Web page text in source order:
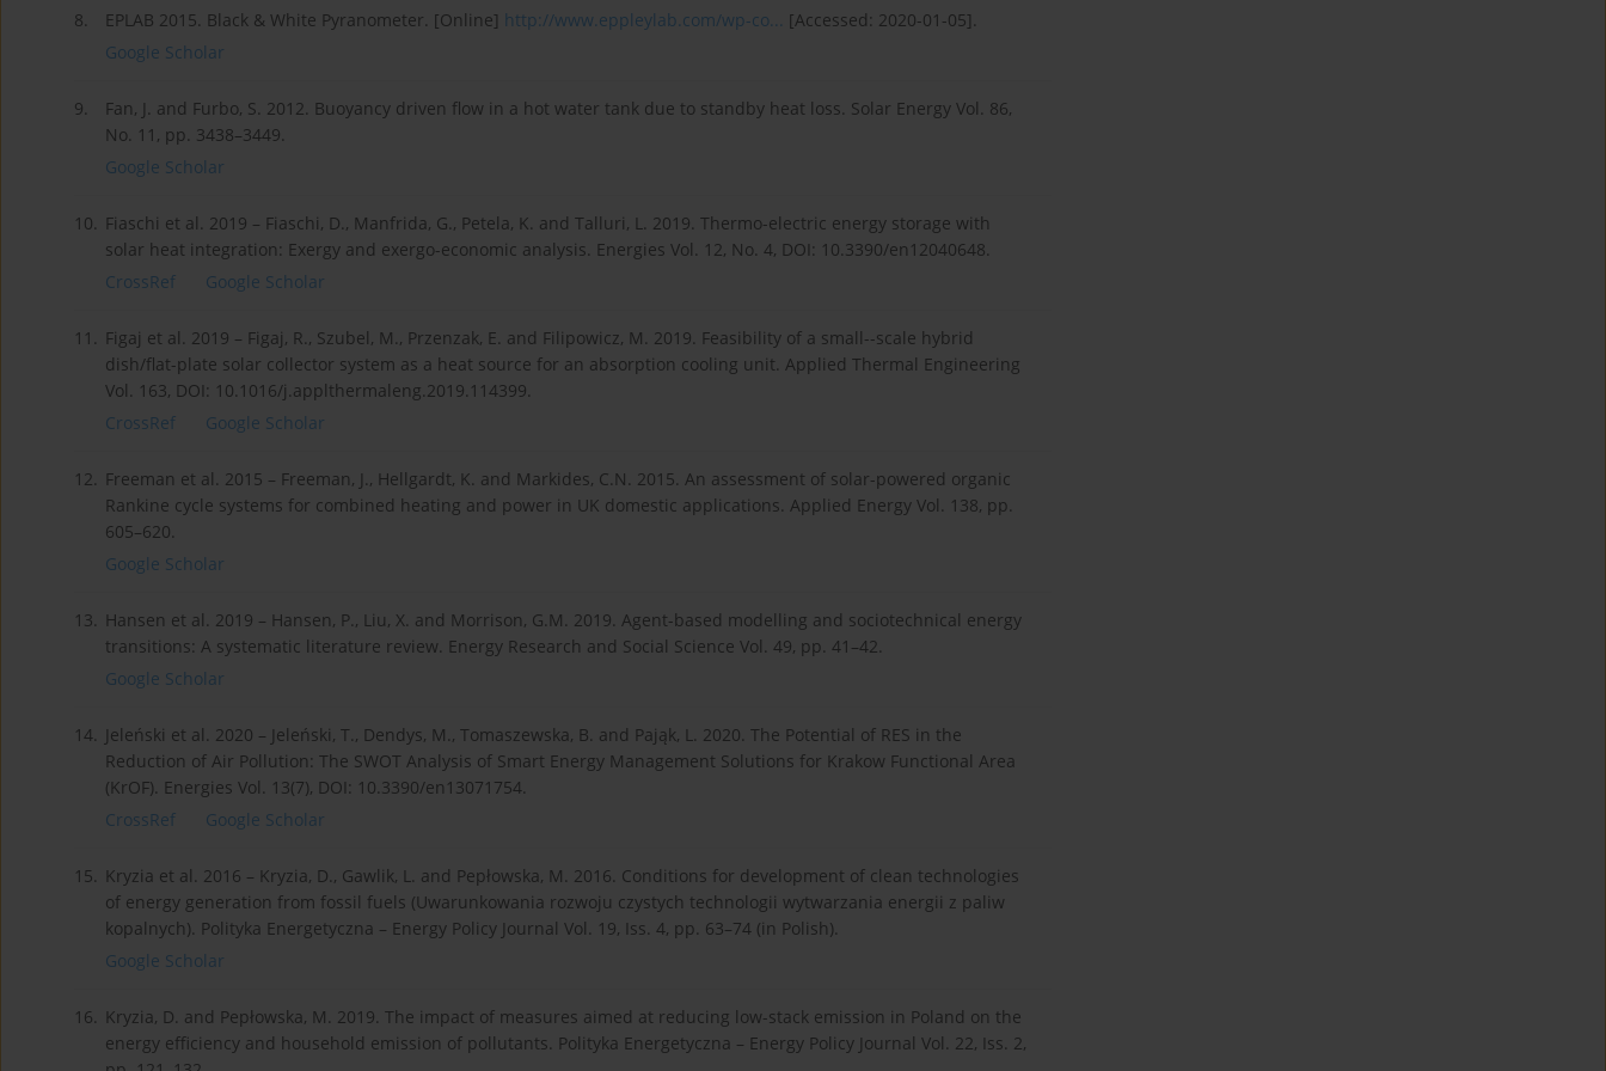
8. EPLAB 2015. Black & White Pyranometer. [Online] http://www.eppleylab.com/wp-co... [Accessed: 2020-01-05].
Google Scholar
9.
Fan, J. and Furbo, S. 2012. Buoyancy driven flow in a hot water tank due to standby heat loss. Solar Energy Vol. 86,
No. 11, pp. 3438–3449.
Google Scholar
10. Fiaschi et al. 2019 – Fiaschi, D., Manfrida, G., Petela, K. and Talluri, L. 2019. Thermo-electric energy storage with
solar heat integration: Exergy and exergo-economic analysis. Energies Vol. 12, No. 4, DOI: 10.3390/en12040648.
CrossRef
Google Scholar
11. Figaj et al. 2019 – Figaj, R., Szubel, M., Przenzak, E. and Filipowicz, M. 2019. Feasibility of a small--scale hybrid
dish/flat-plate solar collector system as a heat source for an absorption cooling unit. Applied Thermal Engineering
Vol. 163, DOI: 10.1016/j.applthermaleng.2019.114399.
CrossRef
Google Scholar
12. Freeman et al. 2015 – Freeman, J., Hellgardt, K. and Markides, C.N. 2015. An assessment of solar-powered organic
Rankine cycle systems for combined heating and power in UK domestic applications. Applied Energy Vol. 138, pp.
605–620.
Google Scholar
13. Hansen et al. 2019 – Hansen, P., Liu, X. and Morrison, G.M. 2019. Agent-based modelling and sociotechnical energy
transitions: A systematic literature review. Energy Research and Social Science Vol. 49, pp. 41–42.
Google Scholar
14. Jeleński et al. 2020 – Jeleński, T., Dendys, M., Tomaszewska, B. and Pająk, L. 2020. The Potential of RES in the
Reduction of Air Pollution: The SWOT Analysis of Smart Energy Management Solutions for Krakow Functional Area
(KrOF). Energies Vol. 13(7), DOI: 10.3390/en13071754.
CrossRef
Google Scholar
15. Kryzia et al. 2016 – Kryzia, D., Gawlik, L. and Pepłowska, M. 2016. Conditions for development of clean technologies
of energy generation from fossil fuels (Uwarunkowania rozwoju czystych technologii wytwarzania energii z paliw
kopalnych). Polityka Energetyczna – Energy Policy Journal Vol. 19, Iss. 4, pp. 63–74 (in Polish).
Google Scholar
16. Kryzia, D. and Pepłowska, M. 2019. The impact of measures aimed at reducing low-stack emission in Poland on the
energy efficiency and household emission of pollutants. Polityka Energetyczna – Energy Policy Journal Vol. 22, Iss. 2,